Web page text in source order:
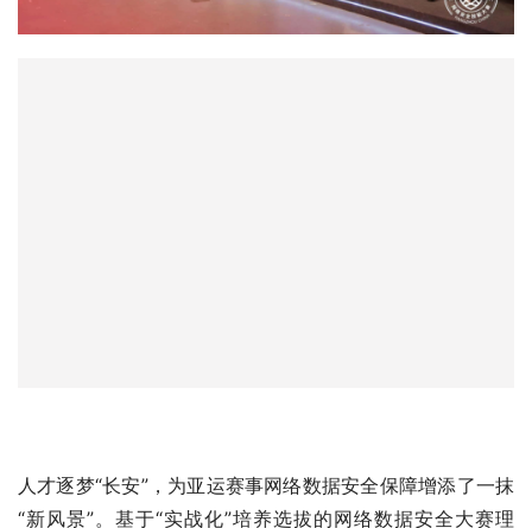
人才逐梦“长安”，为亚运赛事网络数据安全保障增添了一抹
“新风景”。基于“实战化”培养选拔的网络数据安全大赛理